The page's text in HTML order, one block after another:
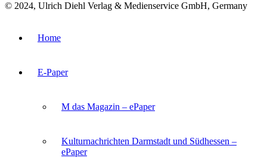
© 2024, Ulrich Diehl Verlag & Medienservice GmbH, Germany
Home
E-Paper
M das Magazin – ePaper
Kulturnachrichten Darmstadt und Südhessen –
ePaper